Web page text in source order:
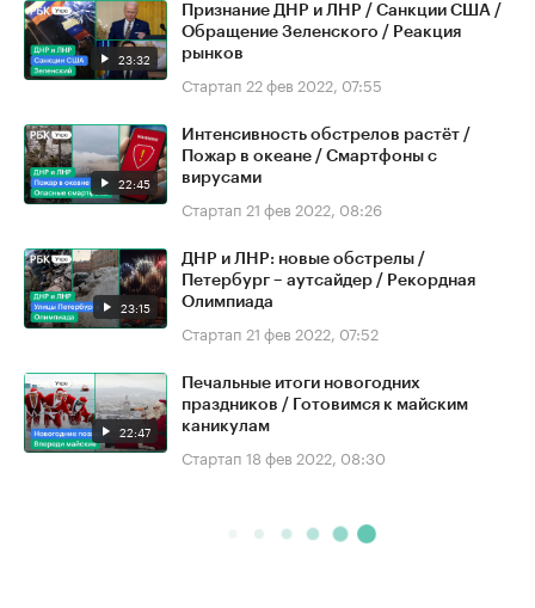
23:32
Признание ДНР и ЛНР / Санкции США /
Обращение Зеленского / Реакция
рынков
Стартап 22 фев 2022, 07:55
22:45
Интенсивность обстрелов растёт /
Пожар в океане / Смартфоны с
вирусами
Стартап 21 фев 2022, 08:26
23:15
ДНР и ЛНР: новые обстрелы /
Петербург – аутсайдер / Рекордная
Олимпиада
Стартап 21 фев 2022, 07:52
22:47
Печальные итоги новогодних
праздников / Готовимся к майским
каникулам
Стартап 18 фев 2022, 08:30